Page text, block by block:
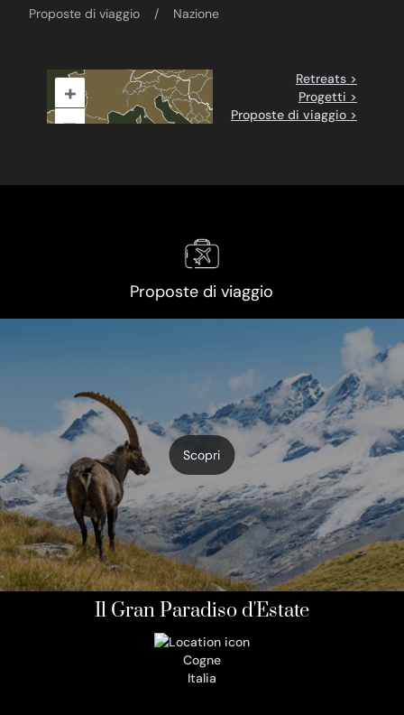
Proposte di viaggio Nazione
+
–
Retreats >
Progetti >
Proposte di viaggio >
Proposte di viaggio
Scopri
Il Gran Paradiso d'Estate
Cogne
Italia